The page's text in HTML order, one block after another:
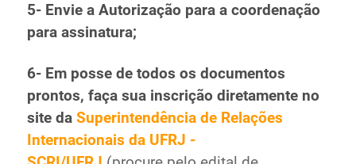
5- Envie a Autorização para a coordenação
para assinatura;
6- Em posse de todos os documentos
prontos, faça sua inscrição diretamente no
site da Superintendência de Relações
Internacionais da UFRJ -